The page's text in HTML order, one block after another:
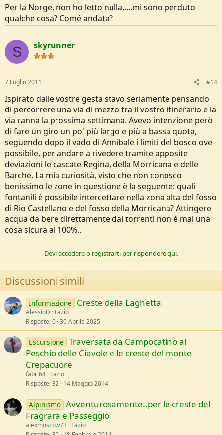
Per la Norge, non ho letto nulla,....mi sono perduto
qualche cosa? Comé andata?
S skyrunner
7 Luglio 2011 #14
Ispirato dalle vostre gesta stavo seriamente pensando
di percorrere una via di mezzo tra il vostro itinerario e la
via ranna la prossima settimana. Avevo intenzione però
di fare un giro un po' più largo e più a bassa quota,
seguendo dopo il vado di Annibale i limiti del bosco ove
possibile, per andare a rivedere tramite apposite
deviazioni le cascate Regina, della Morricana e delle
Barche. La mia curiosità, visto che non conosco
benissimo le zone in questione è la seguente: quali
fontanili è possibile intercettare nella zona alta del fosso
di Rio Castellano e del fosso della Morricana? Attingere
acqua da bere direttamente dai torrenti non è mai una
cosa sicura al 100%..
Devi accedere o registrarti per rispondere qui.
Discussioni simili
Informazione Creste della Laghetta
AlessioD
Lazio
Risposte 0 30 Aprile 2025
Escursione Traversata da Campocatino al
Peschio delle Ciavole e le creste del monte
Crepacuore
fabri64 Lazio
Risposte 32 14 Maggio 2014
Alpinismo Avventurosamente..per le creste del
Fragrara e Passeggio
alexmoscow73
Lazio